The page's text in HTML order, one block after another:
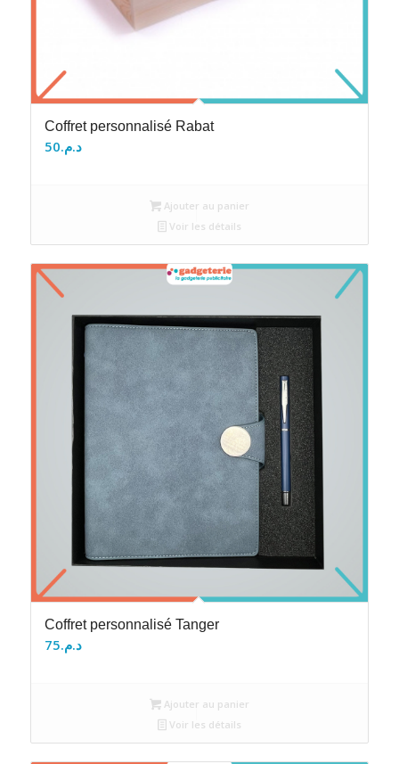
Coffret personnalisé Rabat
د.م.50
Ajouter au panier
Voir les détails
Coffret personnalisé Tanger
د.م.75
Ajouter au panier
Voir les détails